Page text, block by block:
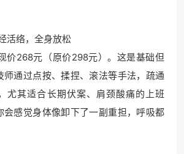
活络，全身放松
价268元（原价298元）。这是基础但
师通过点按、揉捏、滚法等手法，疏通
尤其适合长期伏案、肩颈酸痛的上班
会感觉身体像卸下了一副重担，呼吸都